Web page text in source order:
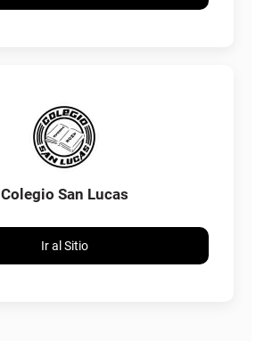
Colegio San Lucas
Ir al Sitio